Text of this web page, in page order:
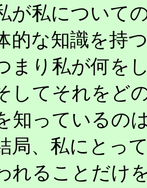
が私について
的な知識を持
まり私が何を
してそれをど
知っているの
局、私にとっ
れることだけ